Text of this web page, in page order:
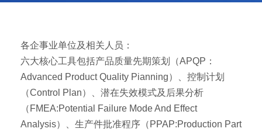
各企事业单位及相关人员：
六大核心工具包括产品质量先期策划（APQP：
Advanced Product Quality Pianning）、控制计划
（Control Plan）、潜在失效模式及后果分析
（FMEA:Potential Failure Mode And Effect
Analysis）、生产件批准程序（PPAP:Production Part